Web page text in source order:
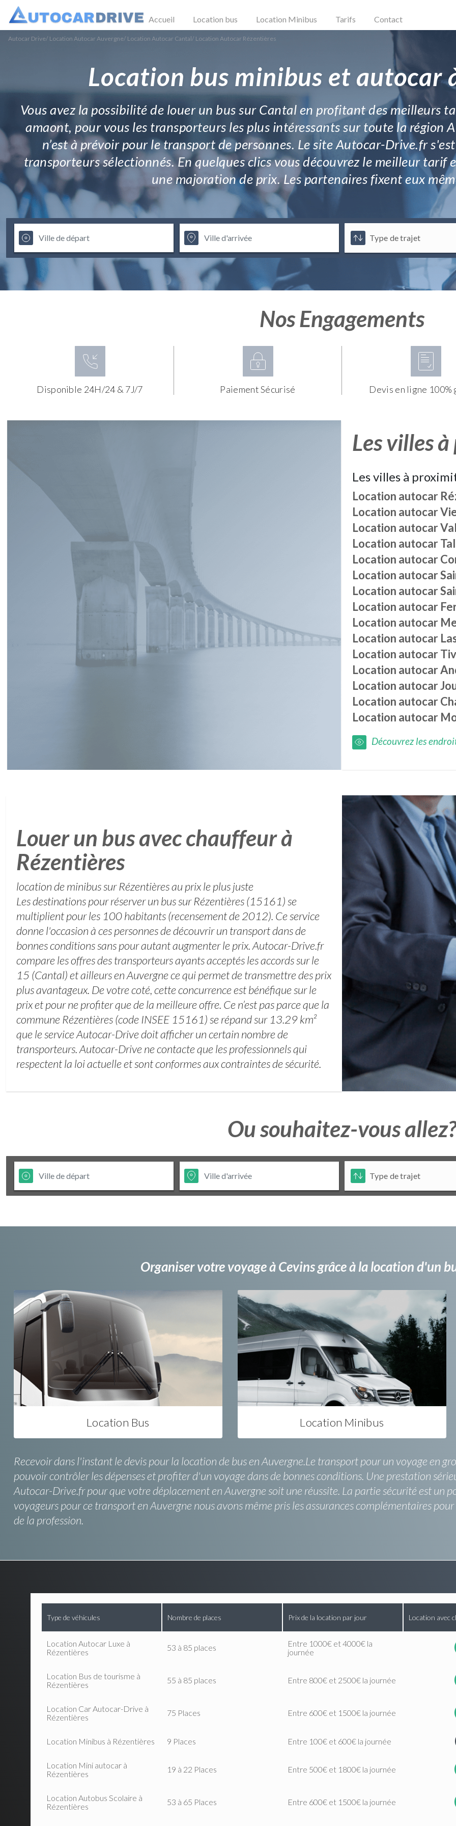
Accueil Location bus Location Minibus Tarifs Contact
Autocar Drive/ Location Autocar Auvergne/ Location Autocar Cantal/ Location Autocar Rézentières
Location bus minibus et autocar
Vous avez la possibilité de louer un bus sur Cantal en profitant des meilleurs
amaont, pour vous les transporteurs les plus intéressants sur toute la région
n’est à prévoir pour le transport de personnes. Le site Autocar-Drive.fr
transporteurs sélectionnés. En quelques clics vous découvrez le meilleur tarif
une majoration de prix. Les partenaires fixent eux
Nos Engagements
Disponible 24H/24 & 7J/7 Paiement Sécurisé Devis en ligne
Les villes
Les villes à
Location autocar
Location autocar
Location autocar
Location autocar
Location autocar
Location autocar
Location autocar
Location autocar
Location autocar
Location autocar
Location autocar
Location autocar
Location autocar
Location autocar
Location autocar
Découvrez les
Louer un bus avec chauffeur à
Rézentières
location de minibus sur Rézentières au prix le plus juste
Les destinations pour réserver un bus sur Rézentières (15161) se
multiplient pour les 100 habitants (recensement de 2012). Ce service
donne l'occasion à ces personnes de découvrir un transport dans de
bonnes conditions sans pour autant augmenter le prix. Autocar-Drive.fr
compare les offres des transporteurs ayants acceptés les accords sur le
15 (Cantal) et ailleurs en Auvergne ce qui permet de transmettre des prix
plus avantageux. De votre coté, cette concurrence est bénéfique sur le
prix et pour ne profiter que de la meilleure offre. Ce n’est pas parce que la
commune Rézentières (code INSEE 15161) se répand sur 13.29 km²
que le service Autocar-Drive doit afficher un certain nombre de
transporteurs. Autocar-Drive ne contacte que les professionnels qui
respectent la loi actuelle et sont conformes aux contraintes de sécurité.
Ou souhaitez-vous allez?
Organiser votre voyage à Cevins grâce à la location d'un
Location Bus Location Minibus
Recevoir dans l'instant le devis pour la location de bus en Auvergne.Le transport pour un voyage en
pouvoir contrôler les dépenses et profiter d'un voyage dans de bonnes conditions. Une prestation
Autocar-Drive.fr pour que votre déplacement en Auvergne soit une réussite. La partie sécurité est un
voyageurs pour ce transport en Auvergne nous avons même pris les assurances complémentaires
de la profession.
Type de véhicules Nombre de places Prix de la location par jour Location avec
Location Autocar Luxe à
Rézentières
53 à 85 places
Entre 1000€ et 4000€ la
journée
Location Bus de tourisme à
Rézentières
55 à 85 places Entre 800€ et 2500€ la journée
Location Car Autocar-Drive à
Rézentières
75 Places Entre 600€ et 1500€ la journée
Location Minibus à Rézentières 9 Places Entre 100€ et 600€ la journée
Location Mini autocar à
Rézentières
19 à 22 Places Entre 500€ et 1800€ la journée
Location Autobus Scolaire à
Rézentières
53 à 65 Places Entre 600€ et 1500€ la journée